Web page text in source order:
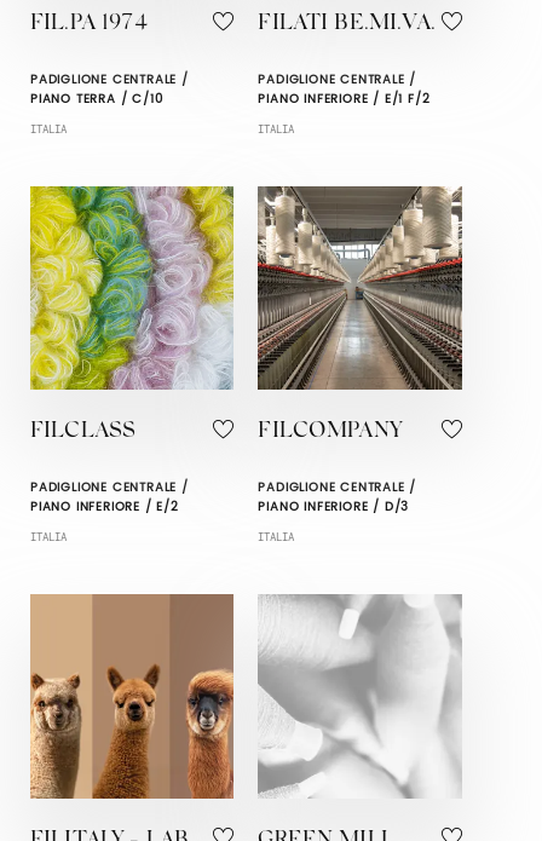
FIL.PA 1974
PADIGLIONE CENTRALE /
PIANO TERRA / C/10
ITALIA
FILATI BE.MI.VA.
PADIGLIONE CENTRALE /
PIANO INFERIORE / E/1 F/2
ITALIA
FILCLASS
PADIGLIONE CENTRALE /
PIANO INFERIORE / E/2
ITALIA
FILCOMPANY
PADIGLIONE CENTRALE /
PIANO INFERIORE / D/3
ITALIA